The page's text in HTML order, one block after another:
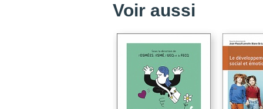
Voir aussi